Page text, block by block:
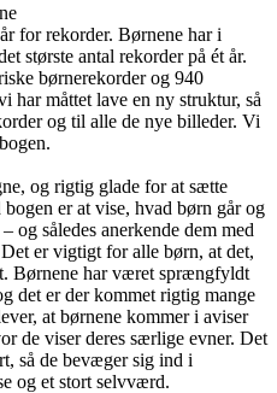
for rekorder. Børnene har i
største antal rekorder på ét år.
børnerekorder og 940
har måttet lave en ny struktur, så
og til alle de nye billeder. Vi
og rigtig glade for at sætte
er at vise, hvad børn går og
og således anerkende dem med
er vigtigt for alle børn, at det,
Børnene har været sprængfyldt
det er der kommet rigtig mange
at børnene kommer i aviser
de viser deres særlige evner. Det
så de bevæger sig ind i
og et stort selvværd.